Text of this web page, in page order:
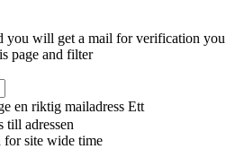
you will get a mail for verification you
page and filter
en riktig mailadress Ett
till adressen
for site wide time